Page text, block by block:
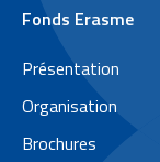
P
i
e
d
Fonds Erasme
Présentation
Organisation
Brochures